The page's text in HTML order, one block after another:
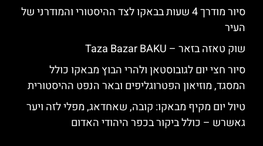
סיור מודרך 4 שעות בבאקו לצד ההיסטורי והמודרני של
העיר
שוק טאזה בזאר – Taza Bazar BAKU
סיור חצי יום לגובוסטאן ולהרי הבוץ מבאקו כולל
המסגד, מוזיאון הפטרוגליפים ובאר הנפט ההיסטורית
טיול יום מקיף מבאקו: קובה, שאחדאג, מפלי לזה ויער
גאשרש – כולל ביקור בכפר היהודי האדום